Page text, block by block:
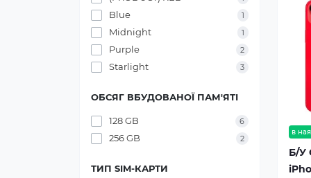
Blue 1
Midnight 1
Purple 2
Starlight 3
ОБСЯГ ВБУДОВАНОЇ ПАМ'ЯТІ
128 GB 6
256 GB 2
ТИП SIM-КАРТИ
в
Б/У